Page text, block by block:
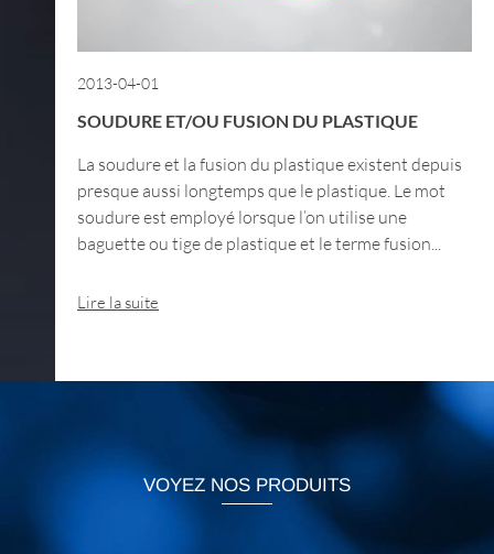
2013-04-01
SOUDURE ET/OU FUSION DU PLASTIQUE
La soudure et la fusion du plastique existent depuis
presque aussi longtemps que le plastique. Le mot
soudure est employé lorsque l’on utilise une
baguette ou tige de plastique et le terme fusion...
Lire la suite
VOYEZ NOS PRODUITS